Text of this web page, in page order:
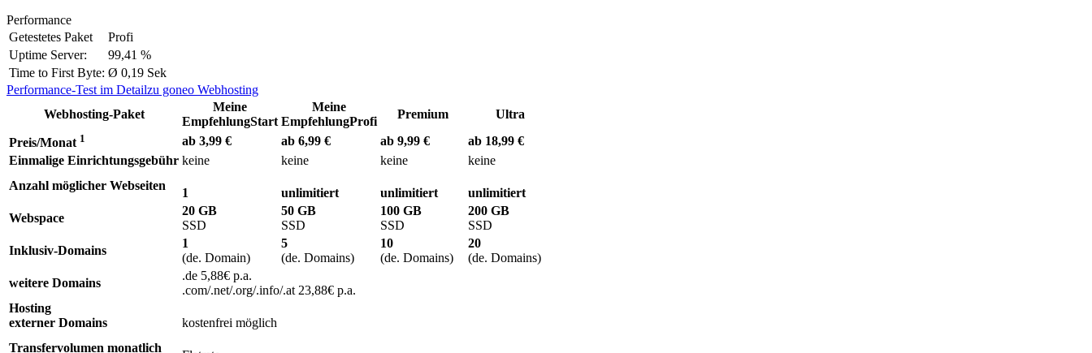
Performance
Getestetes Paket
Profi
Uptime Server:
99,41 %
Time to First Byte: Ø 0,19 Sek
Performance-Test im Detailzu goneo Webhosting
Webhosting-Paket
Meine
EmpfehlungStart
Meine
EmpfehlungProfi
Premium Ultra
Preis/Monat 1 ab 3,99 € ab 6,99 € ab 9,99 €
ab 18,99 €
Einmalige Einrichtungsgebühr keine keine keine
keine
Anzahl möglicher Webseiten
1 unlimitiert unlimitiert
unlimitiert
Webspace
20 GB
SSD
50 GB
SSD
100 GB
SSD
200 GB
SSD
Inklusiv-Domains
1
(de. Domain)
5
(de. Domains)
10
(de. Domains)
20
(de. Domains)
weitere Domains
.de 5,88€ p.a.
.com/.net/.org/.info/.at 23,88€ p.a.
Hosting
externer Domains
kostenfrei möglich
Transfervolumen monatlich